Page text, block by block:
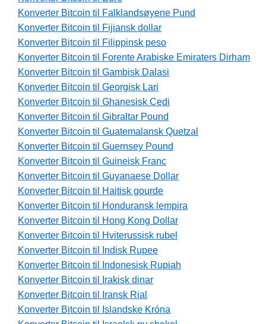
Konverter Bitcoin til Falklandsøyene Pund
Konverter Bitcoin til Fijiansk dollar
Konverter Bitcoin til Filippinsk peso
Konverter Bitcoin til Forente Arabiske Emiraters Dirham
Konverter Bitcoin til Gambisk Dalasi
Konverter Bitcoin til Georgisk Lari
Konverter Bitcoin til Ghanesisk Cedi
Konverter Bitcoin til Gibraltar Pound
Konverter Bitcoin til Guatemalansk Quetzal
Konverter Bitcoin til Guernsey Pound
Konverter Bitcoin til Guineisk Franc
Konverter Bitcoin til Guyanaese Dollar
Konverter Bitcoin til Haitisk gourde
Konverter Bitcoin til Honduransk lempira
Konverter Bitcoin til Hong Kong Dollar
Konverter Bitcoin til Hviterussisk rubel
Konverter Bitcoin til Indisk Rupee
Konverter Bitcoin til Indonesisk Rupiah
Konverter Bitcoin til Irakisk dinar
Konverter Bitcoin til Iransk Rial
Konverter Bitcoin til Islandske Króna